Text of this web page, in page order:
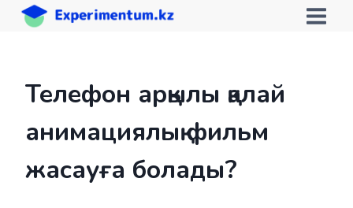
Skip
Телефон арқылы қалай
анимациялық фильм
жасауға болады?